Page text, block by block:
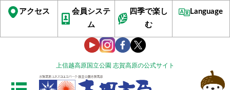
上信越高原国立公園 志賀高原の公式サイト
アクセス
会員システ
ム
四季で楽し
む
Language